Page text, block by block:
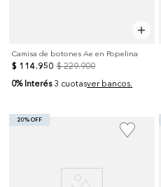
Camisa de botones Ae en Popelina
$ 114.950 $ 229.900
0% Interés 3 cuotasver bancos.
20% OFF